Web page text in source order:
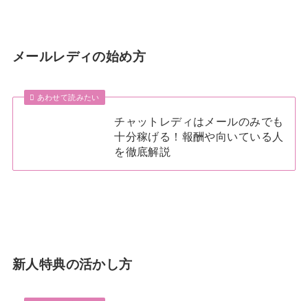
メールレディの始め方
あわせて読みたい
チャットレディはメールのみでも
十分稼げる！報酬や向いている人
を徹底解説
新人特典の活かし方